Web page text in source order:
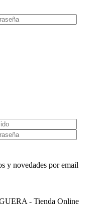
y novedades por email